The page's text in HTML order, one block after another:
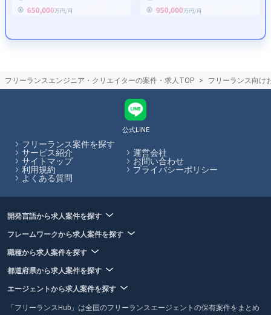
レンタルオフィス
フレームワーク
フリーランスエンジニア・クリエイターの案件・求人TOP フリーランス向け
公式LINE
フリーランス案件を探す
サービス紹介
運営会社
サイトマップ
お問い合わせ
利用規約
プライバシーポリシー
よくある質問
開発言語から求人案件を探す
フレームワークから求人案件を探す
職種から求人案件を探す
都道府県から求人案件を探す
エージェントから求人案件を探す
「フリーランスHub」は全国のフリーランスエージェントの保有案件をまとめ